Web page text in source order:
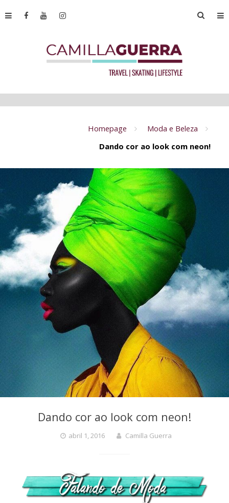
Homepage
Moda e Beleza
Dando cor ao look com neon!
Dando cor ao look com neon!
abril 1, 2016 Camilla Guerra